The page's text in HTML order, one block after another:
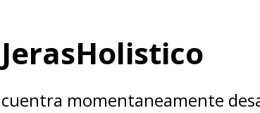
JerasHolistico
momentaneamente